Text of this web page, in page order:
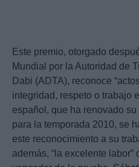
Este premio, otorgado
Mundial por la Autoridad de
Dabi (ADTA), reconoce
integridad, respeto o trabajo
español, que ha renovado
para la temporada 2010, se
este reconocimiento a su
además, “la excelente labor”